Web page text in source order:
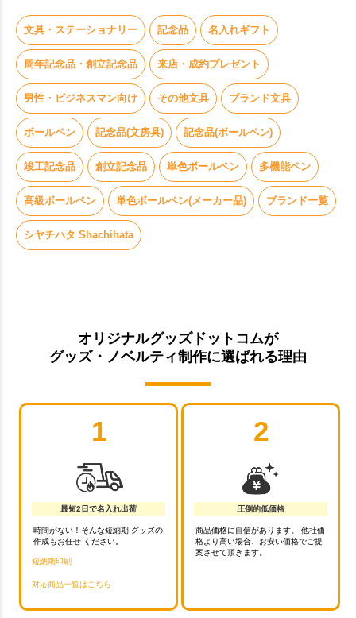
文具・ステーショナリー 記念品 名入れギフト
周年記念品・創立記念品 来店・成約プレゼント
男性・ビジネスマン向け その他文具 ブランド文具
ボールペン 記念品(文房具) 記念品(ボールペン)
竣工記念品 創立記念品 単色ボールペン 多機能ペン
高級ボールペン 単色ボールペン(メーカー品) ブランド一覧
シヤチハタ Shachihata
オリジナルグッズドットコムが
グッズ・ノベルティ制作に選ばれる理由
1
最短2日で名入れ出荷
時間がない！そんな短納期 グッズの
作成もお任せ ください。
短納期印刷
対応商品一覧はこちら
2
圧倒的低価格
商品価格に自信があります。 他社価
格より高い場合、お安い価格でご提
案させて頂きます。